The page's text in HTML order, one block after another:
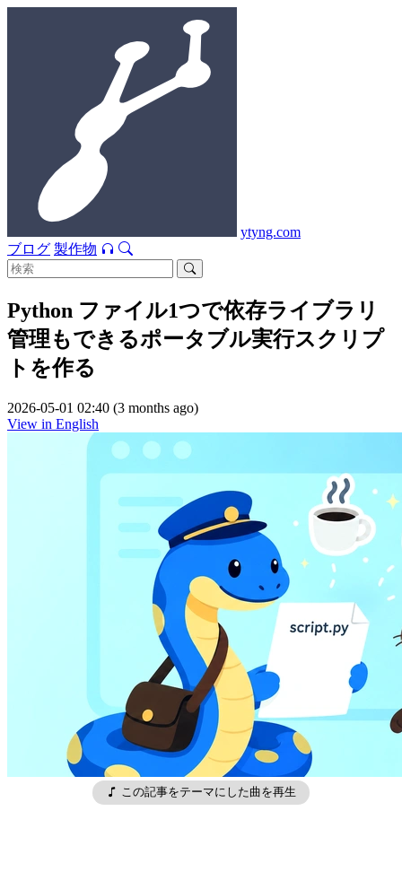
ytyng.com
ブログ 製作物
Python ファイル1つで依存ライブラリ
管理もできるポータブル実行スクリプ
トを作る
2026-05-01 02:40 (3 months ago)
View in English
この記事をテーマにした曲を再生